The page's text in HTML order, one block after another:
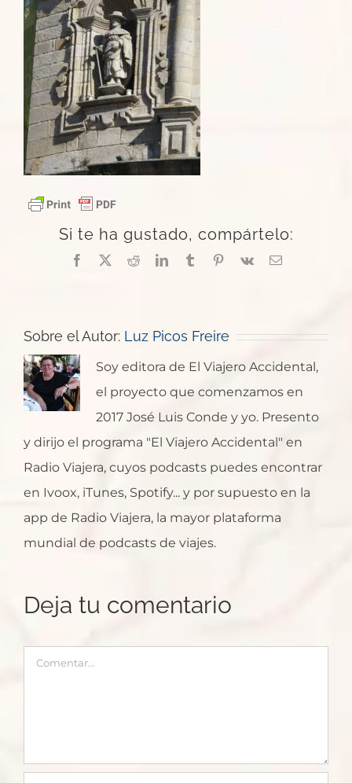
Si te ha gustado, compártelo:
Facebook
X RedditLinkedInTumblrPinterest
Vk
Correo
Sobre el Autor: Luz Picos Freire
Soy editora de El Viajero Accidental,
el proyecto que comenzamos en
2017 José Luis Conde y yo. Presento
y dirijo el programa "El Viajero Accidental" en
Radio Viajera, cuyos podcasts puedes encontrar
en Ivoox, iTunes, Spotify... y por supuesto en la
app de Radio Viajera, la mayor plataforma
mundial de podcasts de viajes.
Deja tu comentario
Comentar